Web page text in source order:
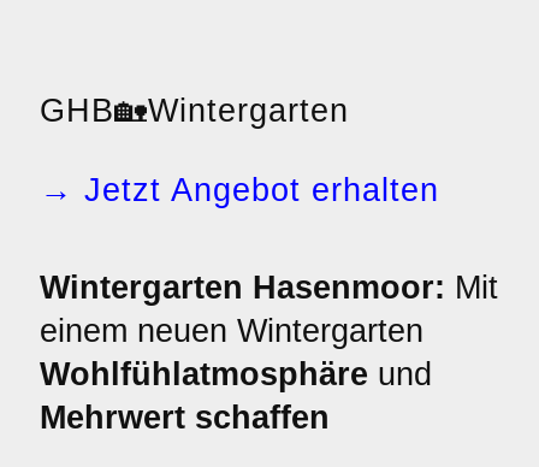
GHB🏡Wintergarten
→ Jetzt Angebot erhalten
Wintergarten Hasenmoor: Mit
einem neuen Wintergarten
Wohlfühlatmosphäre und
Mehrwert schaffen